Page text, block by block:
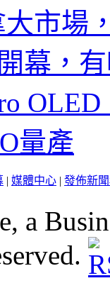
市場
幕，
量產
| 媒體中心 | 發佈新
a